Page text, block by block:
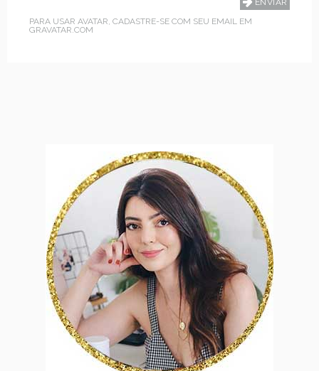
PARA USAR AVATAR, CADASTRE-SE COM SEU EMAIL EM
GRAVATAR.COM